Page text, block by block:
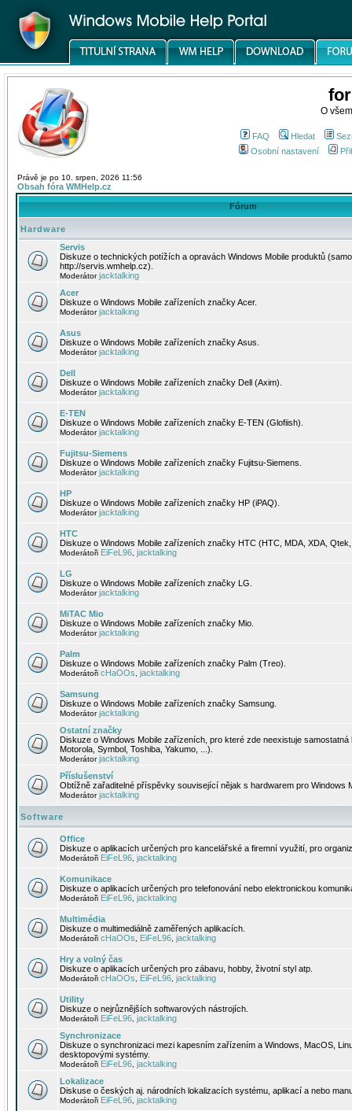
O
FAQ Hledat
Osobní nastavení
Právě je po 10. srpen, 2026 11:56
Obsah fóra WMHelp.cz
Fórum
Hardware
Servis
Diskuze o technických potížích a opravách Windows Mobile produktů
http://servis.wmhelp.cz).
Moderátorjacktalking
Acer
Diskuze o Windows Mobile zařízeních značky Acer.
Moderátorjacktalking
Asus
Diskuze o Windows Mobile zařízeních značky Asus.
Moderátorjacktalking
Dell
Diskuze o Windows Mobile zařízeních značky Dell (Axim).
Moderátorjacktalking
E-TEN
Diskuze o Windows Mobile zařízeních značky E-TEN (Glofiish).
Moderátorjacktalking
Fujitsu-Siemens
Diskuze o Windows Mobile zařízeních značky Fujitsu-Siemens.
Moderátorjacktalking
HP
Diskuze o Windows Mobile zařízeních značky HP (iPAQ).
Moderátorjacktalking
HTC
Diskuze o Windows Mobile zařízeních značky HTC (HTC, MDA, XDA,
Moderátoři EiFeL96 jacktalking
LG
Diskuze o Windows Mobile zařízeních značky LG.
Moderátorjacktalking
MiTAC Mio
Diskuze o Windows Mobile zařízeních značky Mio.
Moderátorjacktalking
Palm
Diskuze o Windows Mobile zařízeních značky Palm (Treo).
Moderátoři cHaOOs jacktalking
Samsung
Diskuze o Windows Mobile zařízeních značky Samsung.
Moderátorjacktalking
Ostatní značky
Diskuze o Windows Mobile zařízeních, pro které zde neexistuje
Motorola, Symbol, Toshiba, Yakumo, ...).
Moderátorjacktalking
Příslušenství
Obtížně zařaditelné příspěvky související nějak s hardwarem pro Windows
Moderátorjacktalking
Software
Office
Diskuze o aplikacích určených pro kancelářské a firemní využití, pro
Moderátoři EiFeL96 jacktalking
Komunikace
Diskuze o aplikacích určených pro telefonování nebo elektronickou
Moderátoři EiFeL96 jacktalking
Multimédia
Diskuze o multimediálně zaměřených aplikacích.
Moderátoři cHaOOs EiFeL96 jacktalking
Hry a volný čas
Diskuze o aplikacích určených pro zábavu, hobby, životní styl atp.
Moderátoři cHaOOs EiFeL96 jacktalking
Utility
Diskuze o nejrůznějších softwarových nástrojích.
Moderátoři EiFeL96 jacktalking
Synchronizace
Diskuze o synchronizaci mezi kapesním zařízením a Windows, MacOS,
desktopovými systémy.
Moderátoři EiFeL96 jacktalking
Lokalizace
Diskuse o českých aj. národních lokalizacích systému, aplikací a nebo
Moderátoři EiFeL96 jacktalking